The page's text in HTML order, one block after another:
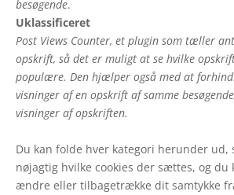
besøgende.
Uklassificeret
Post Views Counter, et plugin som tæller
opskrift, så det er muligt at se hvilke
populære. Den hjælper også med at
visninger af en opskrift af samme
visninger af opskriften.
Du kan folde hver kategori herunder ud,
nøjagtig hvilke cookies der sættes, og
ændre eller tilbagetrække dit samtykke